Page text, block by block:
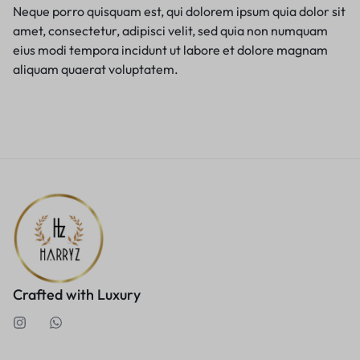
Neque porro quisquam est, qui dolorem ipsum quia dolor sit
amet, consectetur, adipisci velit, sed quia non numquam
eius modi tempora incidunt ut labore et dolore magnam
aliquam quaerat voluptatem.
Crafted with Luxury